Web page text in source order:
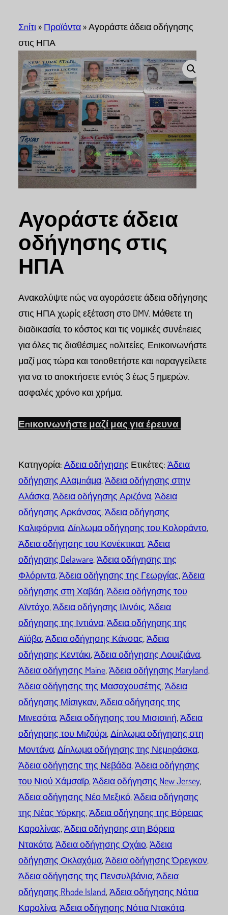
Σπίτι » Προϊόντα »Αγοράστε άδεια οδήγησης
στις ΗΠΑ
Αγοράστε άδεια
οδήγησης στις
ΗΠΑ
Ανακαλύψτε πώς να αγοράσετε άδεια οδήγησης
στις ΗΠΑ χωρίς εξέταση στο DMV. Μάθετε τη
διαδικασία, το κόστος και τις νομικές συνέπειες
για όλες τις διαθέσιμες πολιτείες. Επικοινωνήστε
μαζί μας τώρα και τοποθετήστε και παραγγείλετε
για να το αποκτήσετε εντός 3 έως 5 ημερών.
ασφαλές χρόνο και χρήμα.
Επικοινωνήστε μαζί μας για έρευνα
Κατηγορία: Αδεια οδήγησης Ετικέτες: Άδεια
οδήγησης Αλαμπάμα, Άδεια οδήγησης στην
Αλάσκα, Άδεια οδήγησης Αριζόνα, Άδεια
οδήγησης Αρκάνσας, Άδεια οδήγησης
Καλιφόρνια, Δίπλωμα οδήγησης του Κολοράντο,
Άδεια οδήγησης του Κονέκτικατ, Άδεια
οδήγησης Delaware, Άδεια οδήγησης της
Φλόριντα, Άδεια οδήγησης της Γεωργίας, Άδεια
οδήγησης στη Χαβάη, Άδεια οδήγησης του
Αϊντάχο, Άδεια οδήγησης Ιλινόις, Άδεια
οδήγησης της Ιντιάνα, Άδεια οδήγησης της
Αϊόβα, Άδεια οδήγησης Κάνσας, Άδεια
οδήγησης Κεντάκι, Άδεια οδήγησης Λουιζιάνα,
Άδεια οδήγησης Maine, Άδεια οδήγησης Maryland,
Άδεια οδήγησης της Μασαχουσέτης, Άδεια
οδήγησης Μίσιγκαν, Άδεια οδήγησης της
Μινεσότα, Άδεια οδήγησης του Μισισιπή, Άδεια
οδήγησης του Μιζούρι, Δίπλωμα οδήγησης στη
Μοντάνα, Δίπλωμα οδήγησης της Νεμπράσκα,
Άδεια οδήγησης της Νεβάδα, Άδεια οδήγησης
του Νιού Χάμσαϊρ, Άδεια οδήγησης New Jersey,
Άδεια οδήγησης Νέο Μεξικό, Άδεια οδήγησης
της Νέας Υόρκης, Άδεια οδήγησης της Βόρειας
Καρολίνας, Άδεια οδήγησης στη Βόρεια
Ντακότα, Άδεια οδήγησης Οχάιο, Άδεια
οδήγησης Οκλαχόμα, Άδεια οδήγησης Όρεγκον,
Άδεια οδήγησης της Πενσυλβάνια, Άδεια
οδήγησης Rhode Island, Άδεια οδήγησης Νότια
Καρολίνα, Άδεια οδήγησης Νότια Ντακότα,